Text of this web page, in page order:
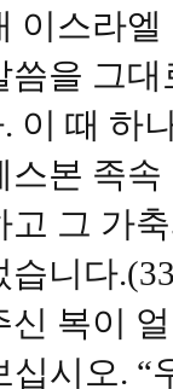
이스라
씀을 그
이 때 하
스본 족
고 그 가
습니다
신 복이
십시오. “